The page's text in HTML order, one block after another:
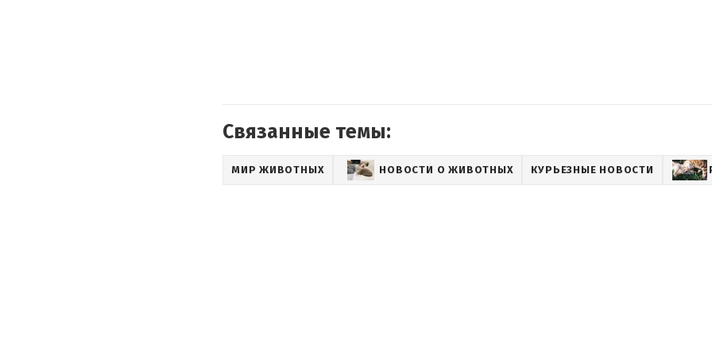
Связанные темы:
МИР ЖИВОТНЫХ НОВОСТИ О ЖИВОТНЫХ КУРЬЕЗНЫЕ НОВОСТИ